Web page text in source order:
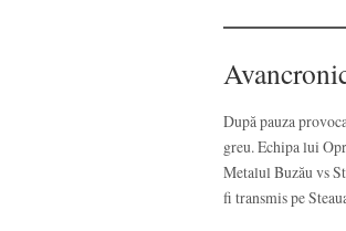
După pauza
greu. Echipa lui
Metalul Buzău vs
fi transmis pe